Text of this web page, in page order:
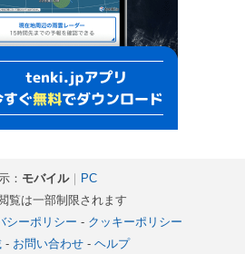
： モバイル｜ PC
覧は一部制限されます
シーポリシー - クッキーポリシー
- お問い合わせ- ヘルプ